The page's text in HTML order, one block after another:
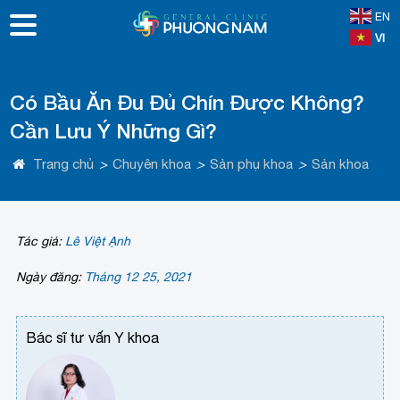
EN
VI
Có Bầu Ăn Đu Đủ Chín Được Không?
Cần Lưu Ý Những Gì?
Trang chủ > Chuyên khoa > Sản phụ khoa > Sản khoa
Tác giả: Lê Việt Ạnh
Ngày đăng: Tháng 12 25, 2021
Bác sĩ tư vấn Y khoa